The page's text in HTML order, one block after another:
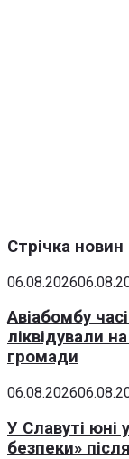
Стрічка новин
06.08.2026
Авіабомбу
ліквідували
громади
06.08.2026
У Славуті
безпеки»